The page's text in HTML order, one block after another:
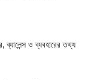
ব্যালেন্স ও ব্যবহারের তথ্য